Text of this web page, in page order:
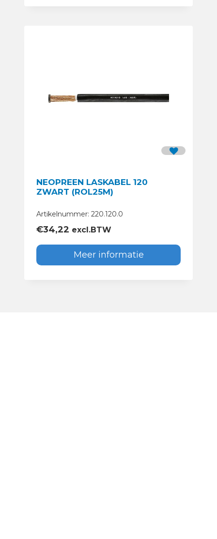
NEOPREEN LASKABEL 120
ZWART (ROL25M)
Artikelnummer: 220.120.0
€34,22 excl.BTW
Meer informatie